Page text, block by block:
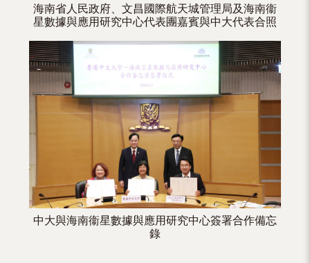
海南省人民政府、文昌國際航天城管理局及海南衞
星數據與應用研究中心代表團嘉賓與中大代表合照
中大與海南衞星數據與應用研究中心簽署合作備忘
錄